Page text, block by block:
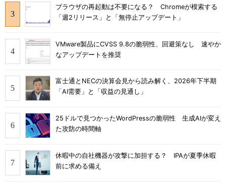
ブラウザの再起動は不要になる？ Chromeが模索する
「週2リリース」と「無停止アップデート」
VMware製品にCVSS 9.8の脆弱性、回避策なし 速やか
なアップデートを推奨
富士通とNECの決算会見から読み解く、2026年下半期
「AI需要」と「収益の見通し」
25ドルで見つかったWordPressの脆弱性 生成AIが変え
た攻防の時間軸
休暇中の自社機器が攻撃に加担する？ IPAが夏季休暇
前に求める備え